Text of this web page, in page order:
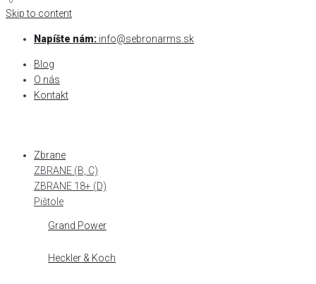
Skip to content
Napíšte nám: info@sebronarms.sk
Blog
O nás
Kontakt
Zbrane
ZBRANE (B, C)
ZBRANE 18+ (D)
Pištole
Grand Power
Heckler & Koch